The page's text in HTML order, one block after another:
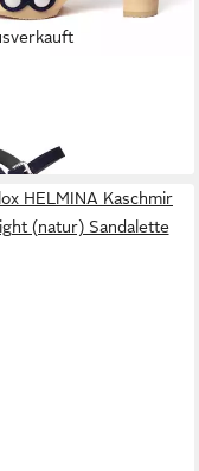
€
HELMINA Kaschmir
(natur) Sandalette